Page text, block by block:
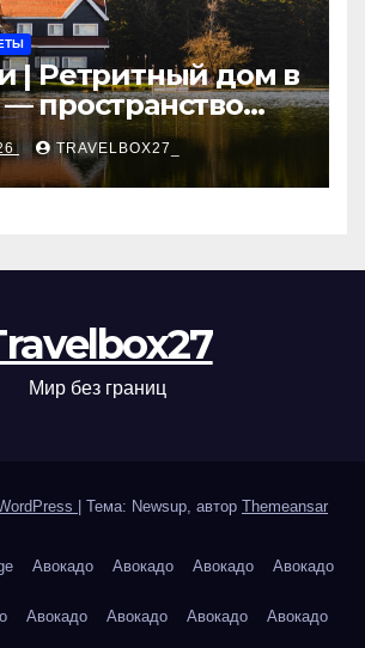
| Ретритный дом в
пространство
и
TRAVELBOX27_
Мир без границ
Тема: Newsup, автор Themeansar
Авокадо Авокадо Авокадо Авокадо
Авокадо Авокадо Авокадо Авокадо